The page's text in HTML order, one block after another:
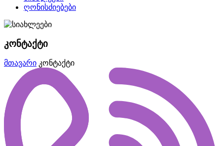
ღონისძიებები
კონტაქტი
მთავარი კონტაქტი